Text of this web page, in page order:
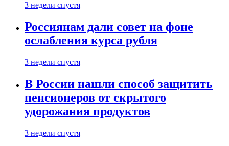
3 недели спустя
Россиянам дали совет на фоне
ослабления курса рубля
3 недели спустя
В России нашли способ защитить
пенсионеров от скрытого
удорожания продуктов
3 недели спустя